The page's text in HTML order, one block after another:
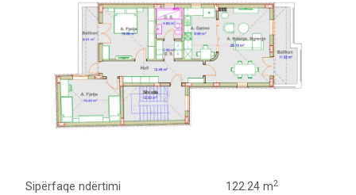
Sipërfaqe ndërtimi 122.24 m2